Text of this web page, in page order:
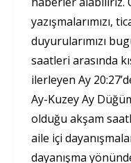
yazışmalarımızı,
duyurularımızı
saatleri arasında
ilerleyen Ay
Ay-Kuzey Ay
olduğu akşam
aile içi
dayanışma